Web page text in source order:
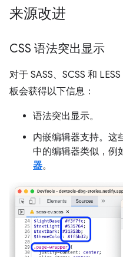
来源改进
CSS 语法突出显示
对于 SASS、SCSS 和
板会获得以下信息：
语法突出显示。
内嵌编辑器支持。这
中的编辑器类似，例
器。